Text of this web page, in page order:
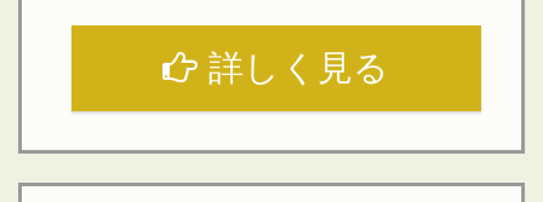
詳しく見る